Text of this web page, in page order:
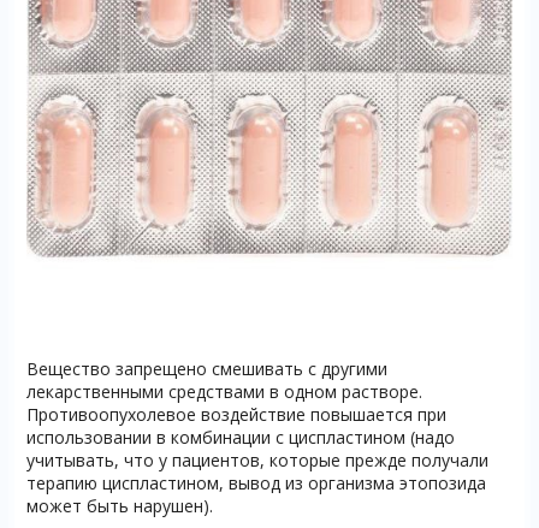
Вещество запрещено смешивать с другими
лекарственными средствами в одном растворе.
Противоопухолевое воздействие повышается при
использовании в комбинации с циспластином (надо
учитывать, что у пациентов, которые прежде получали
терапию циспластином, вывод из организма этопозида
может быть нарушен).